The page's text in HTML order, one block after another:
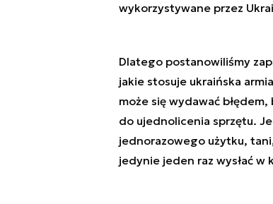
wykorzystywane przez
Dlatego postanowiliśmy
jakie stosuje ukraińska
może się wydawać
do ujednolicenia sprzętu.
jednorazowego użytku,
jedynie jeden raz wysłać